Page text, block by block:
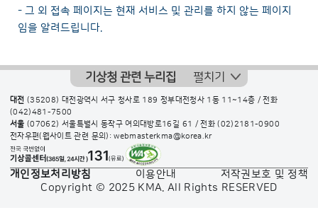
- 그 외 접속 페이지는 현재 서비스 및 관리를 하지 않는 페이지
임을 알려드립니다.
기상청 관련 누리집 펼치기
대전 (35208) 대전광역시 서구 청사로 189 정부대전청사 1동 11~14층 / 전화
(042)481-7500
서울 (07062) 서울특별시 동작구 여의대방로16길 61 / 전화(02)2181-0900
전자우편(웹사이트 관련 문의): webmasterkma@korea.kr
개인정보처리방침 이용안내
저작권보호 및 정책
Copyright © 2025 KMA. All Rights RESERVED